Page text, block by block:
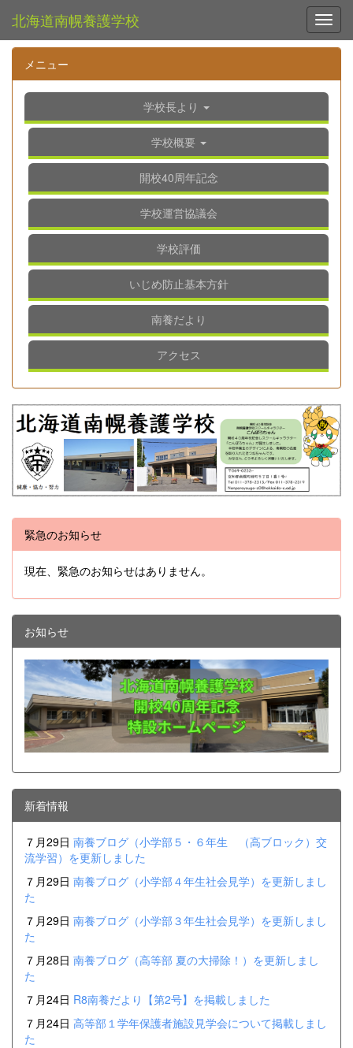
北海道南幌養護学校
メニュー
学校長より
学校概要
開校40周年記念
学校運営協議会
学校評価
いじめ防止基本方針
南養だより
アクセス
緊急のお知らせ
現在、緊急のお知らせはありません。
お知らせ
新着情報
７月29日 南養ブログ（小学部５・６年生 （高ブロック）交
流学習）を更新しました
７月29日 南養ブログ（小学部４年生社会見学）を更新しまし
た
７月29日 南養ブログ（小学部３年生社会見学）を更新しまし
た
７月28日 南養ブログ（高等部 夏の大掃除！）を更新しまし
た
７月24日 R8南養だより【第2号】を掲載しました
７月24日 高等部１学年保護者施設見学会について掲載しまし
た